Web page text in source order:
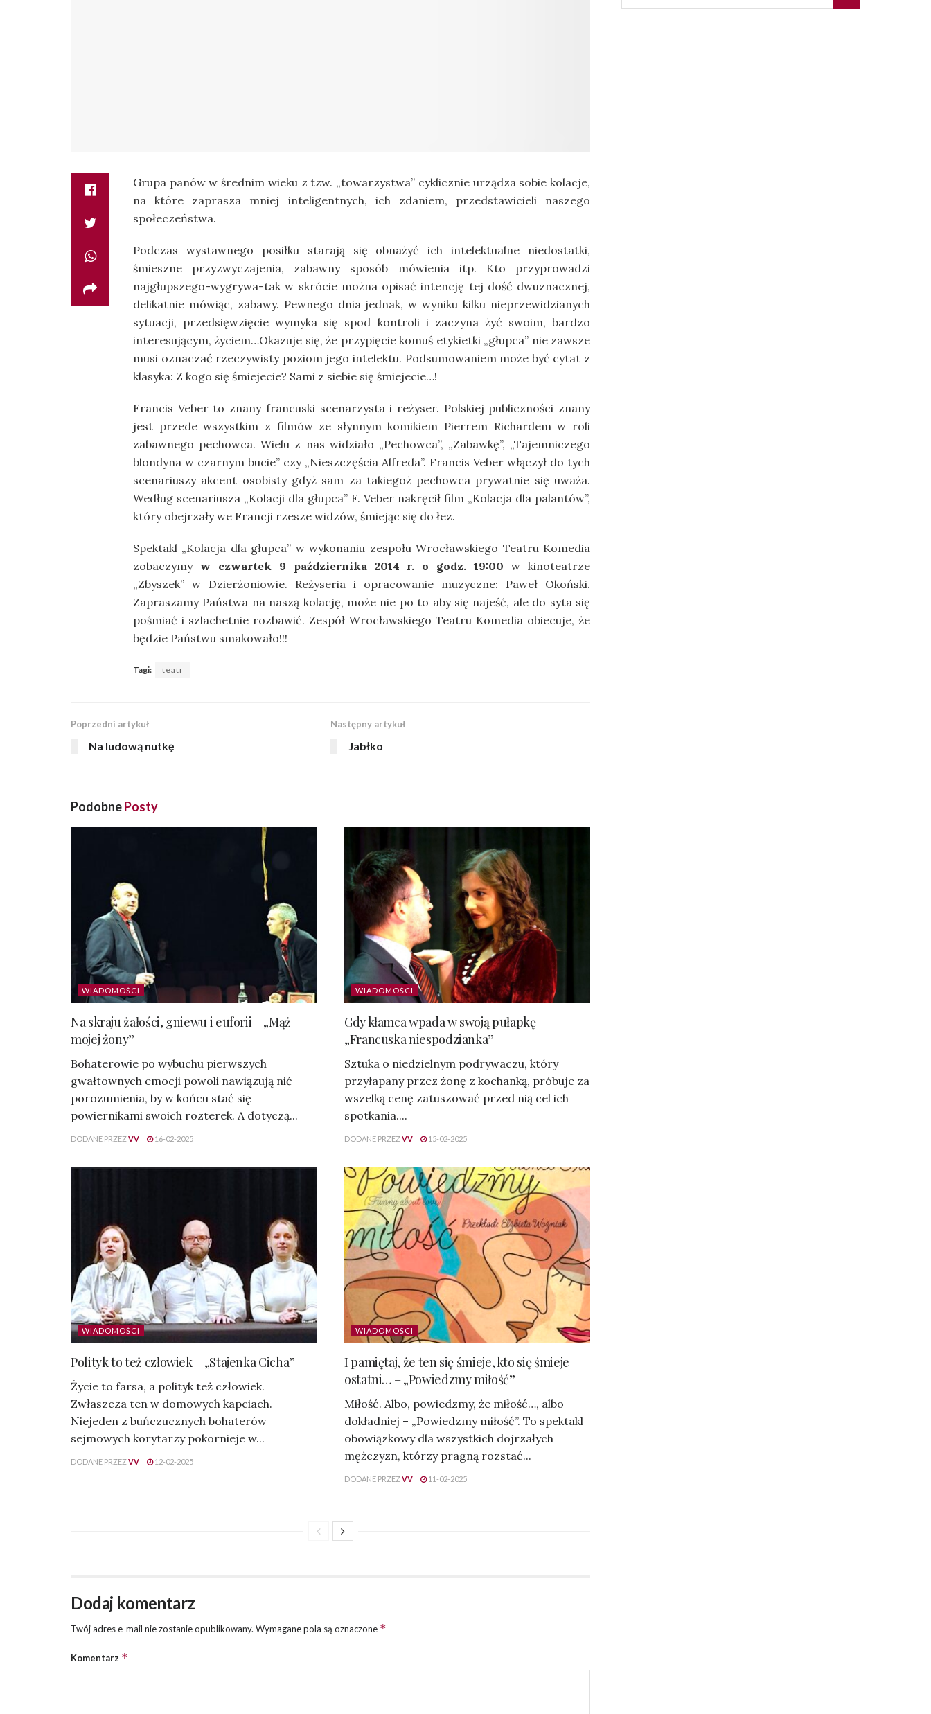
Grupa panów w średnim wieku z tzw. „towarzystwa” cyklicznie urządza sobie kolacje,
na które zaprasza mniej inteligentnych, ich zdaniem, przedstawicieli naszego
społeczeństwa.
Podczas wystawnego posiłku starają się obnażyć ich intelektualne niedostatki,
śmieszne przyzwyczajenia, zabawny sposób mówienia itp. Kto przyprowadzi
najgłupszego-wygrywa-tak w skrócie można opisać intencję tej dość dwuznacznej,
delikatnie mówiąc, zabawy. Pewnego dnia jednak, w wyniku kilku nieprzewidzianych
sytuacji, przedsięwzięcie wymyka się spod kontroli i zaczyna żyć swoim, bardzo
interesującym, życiem…Okazuje się, że przypięcie komuś etykietki „głupca” nie zawsze
musi oznaczać rzeczywisty poziom jego intelektu. Podsumowaniem może być cytat z
klasyka: Z kogo się śmiejecie? Sami z siebie się śmiejecie…!
Francis Veber to znany francuski scenarzysta i reżyser. Polskiej publiczności znany
jest przede wszystkim z filmów ze słynnym komikiem Pierrem Richardem w roli
zabawnego pechowca. Wielu z nas widziało „Pechowca”, „Zabawkę”, „Tajemniczego
blondyna w czarnym bucie” czy „Nieszczęścia Alfreda”. Francis Veber włączył do tych
scenariuszy akcent osobisty gdyż sam za takiegoż pechowca prywatnie się uważa.
Według scenariusza „Kolacji dla głupca” F. Veber nakręcił film „Kolacja dla palantów”,
który obejrzały we Francji rzesze widzów, śmiejąc się do łez.
Spektakl „Kolacja dla głupca” w wykonaniu zespołu Wrocławskiego Teatru Komedia
zobaczymy w czwartek 9 października 2014 r. o godz. 19:00 w kinoteatrze
„Zbyszek” w Dzierżoniowie. Reżyseria i opracowanie muzyczne: Paweł Okoński.
Zapraszamy Państwa na naszą kolację, może nie po to aby się najeść, ale do syta się
pośmiać i szlachetnie rozbawić. Zespół Wrocławskiego Teatru Komedia obiecuje, że
będzie Państwu smakowało!!!
Tagi: teatr
Poprzedni artykuł
Na ludową nutkę
Następny artykuł
Jabłko
PodobnePosty
WIADOMOŚCI
Na skraju żałości, gniewu i euforii – „Mąż
mojej żony”
Bohaterowie po wybuchu pierwszych
gwałtownych emocji powoli nawiązują nić
porozumienia, by w końcu stać się
powiernikami swoich rozterek. A dotyczą...
DODANE PRZEZVV 16-02-2025
WIADOMOŚCI
Gdy kłamca wpada w swoją pułapkę –
„Francuska niespodzianka”
Sztuka o niedzielnym podrywaczu, który
przyłapany przez żonę z kochanką, próbuje za
wszelką cenę zatuszować przed nią cel ich
spotkania....
DODANE PRZEZVV 15-02-2025
WIADOMOŚCI
Polityk to też człowiek – „Stajenka Cicha”
Życie to farsa, a polityk też człowiek.
Zwłaszcza ten w domowych kapciach.
Niejeden z buńczucznych bohaterów
sejmowych korytarzy pokornieje w...
DODANE PRZEZVV 12-02-2025
WIADOMOŚCI
I pamiętaj, że ten się śmieje, kto się śmieje
ostatni… – „Powiedzmy miłość”
Miłość. Albo, powiedzmy, że miłość…, albo
dokładniej – „Powiedzmy miłość”. To spektakl
obowiązkowy dla wszystkich dojrzałych
mężczyzn, którzy pragną rozstać...
DODANE PRZEZVV 11-02-2025
Dodaj komentarz
Twój adres e-mail nie zostanie opublikowany. Wymagane pola są oznaczone *
Komentarz *